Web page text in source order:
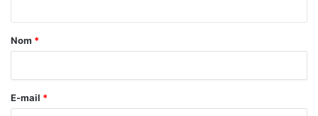
a
r
e
Nom *
E-mail *